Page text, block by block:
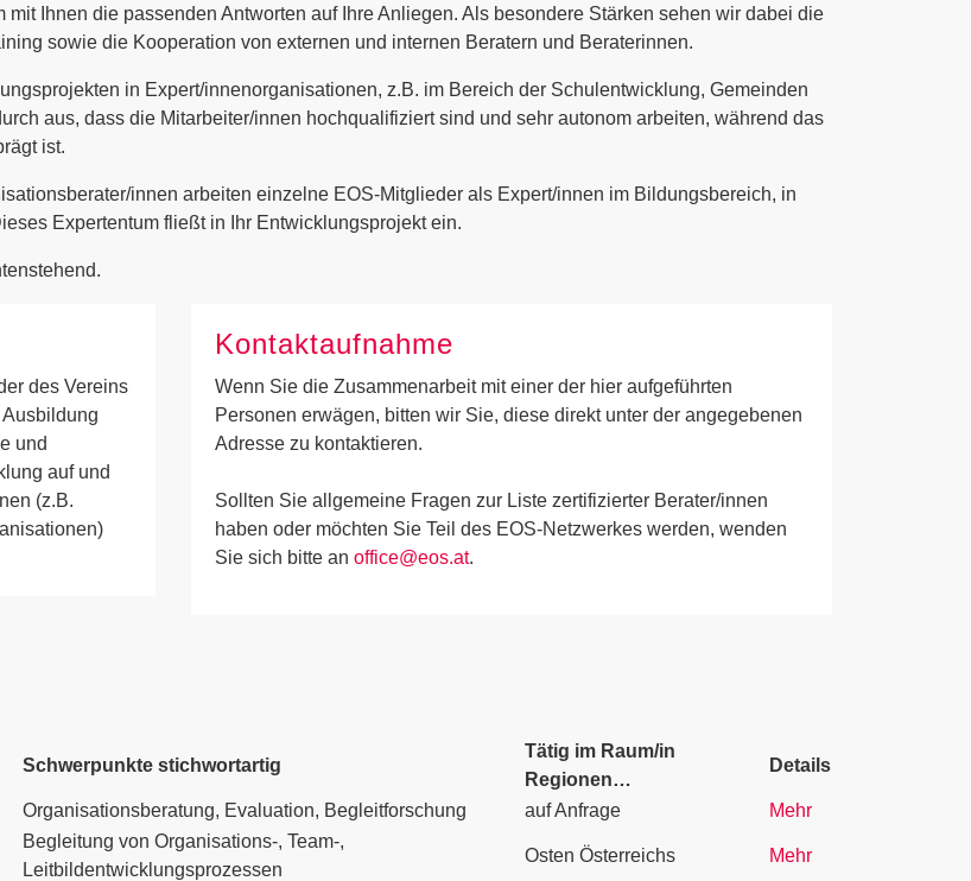
Ihnen die passenden Antworten auf Ihre Anliegen. Als besondere Stärken sehen wir dabei die
sowie die Kooperation von externen und internen Beratern und Beraterinnen.
in Expert/innenorganisationen, z.B. im Bereich der Schulentwicklung, Gemeinden
aus, dass die Mitarbeiter/innen hochqualifiziert sind und sehr autonom arbeiten, während das
ist.
innen arbeiten einzelne EOS-Mitglieder als Expert/innen im Bildungsbereich, in
Expertentum fließt in Ihr Entwicklungsprojekt ein.
des Vereins
und
auf und
(z.B.
Kontaktaufnahme
Wenn Sie die Zusammenarbeit mit einer der hier aufgeführten
Personen erwägen, bitten wir Sie, diese direkt unter der angegebenen
Adresse zu kontaktieren.
Sollten Sie allgemeine Fragen zur Liste zertifizierter Berater/innen
haben oder möchten Sie Teil des EOS-Netzwerkes werden, wenden
Sie sich bitte an office@eos.at.
Schwerpunkte stichwortartig
Tätig im Raum/in
Regionen…
Details
Organisationsberatung, Evaluation, Begleitforschung auf Anfrage Mehr
Begleitung von Organisations-, Team-,
Leitbildentwicklungsprozessen
Osten Österreichs Mehr